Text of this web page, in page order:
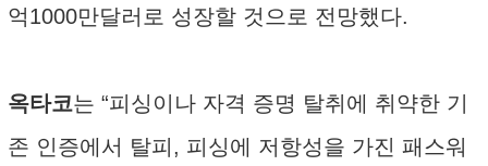
억1000만달러로 성장할 것으로 전망했다.
옥타코는 “피싱이나 자격 증명 탈취에 취약한 기
존 인증에서 탈피, 피싱에 저항성을 가진 패스워